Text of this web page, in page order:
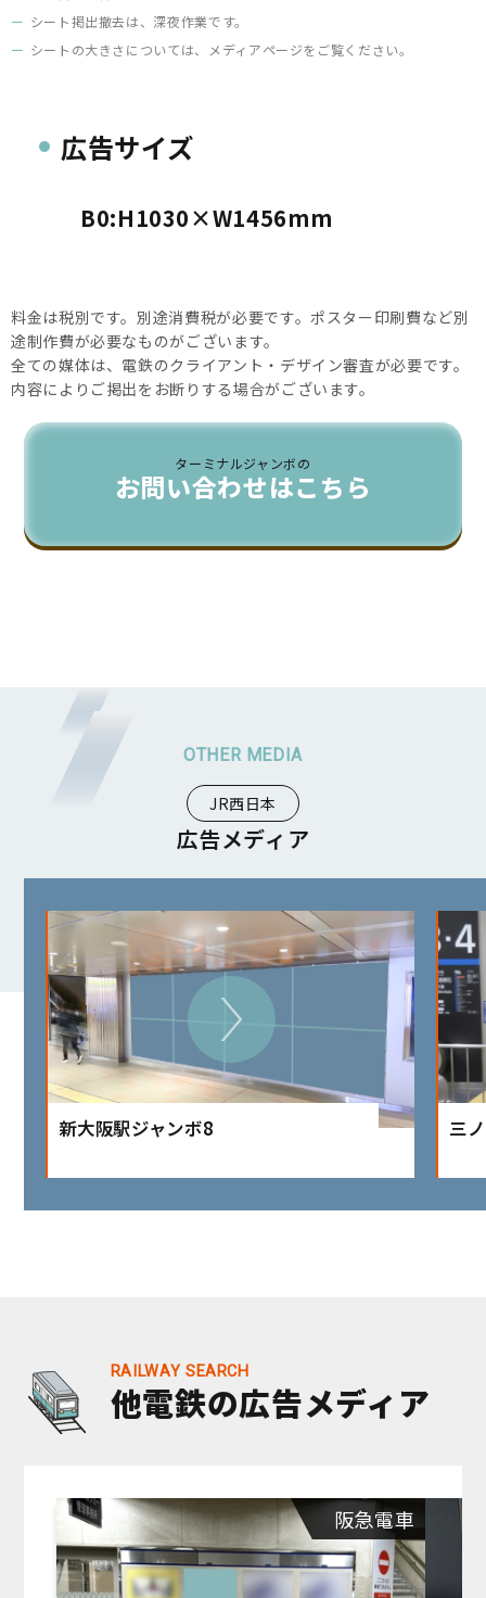
シート掲出撤去は、深夜作業です。
シートの大きさについては、メディアページをご覧ください。
広告サイズ
B0:H1030×W1456mm
料金は税別です。別途消費税が必要です。ポスター印刷費など別
途制作費が必要なものがございます。
全ての媒体は、電鉄のクライアント・デザイン審査が必要です。
内容によりご掲出をお断りする場合がございます。
ターミナルジャンボの
お問い合わせはこちら
JR西日本
広告メディア
新大阪駅ジャンボ8 三
他電鉄の広告メディア
阪急電車